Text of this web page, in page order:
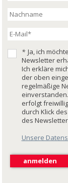
* Ja, ich
Newsletter
Ich erkläre
der oben
regelmäßige
erfolgt
durch Klick
des
Unsere